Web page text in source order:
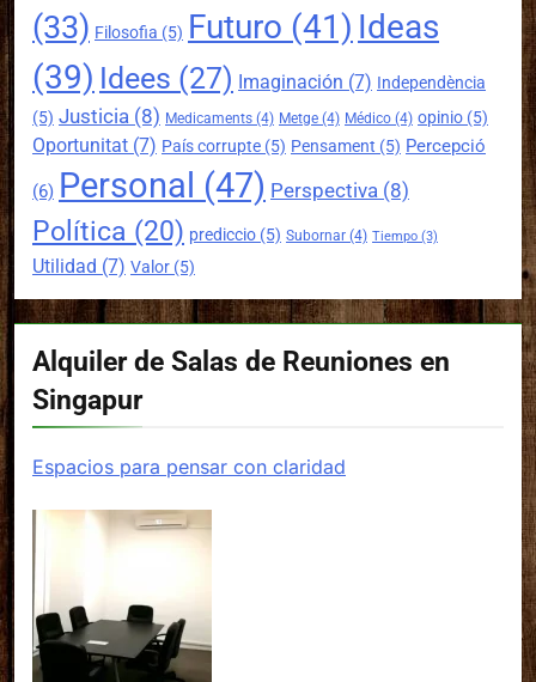
(33) Filosofia (5) Futuro (41) Ideas
(39) Idees (27) Imaginación (7) Independència
(5) Justicia (8) Medicaments (4) Metge (4) Médico (4) opinio (5)
Oportunitat (7) País corrupte (5) Pensament (5) Percepció
(6) Personal (47) Perspectiva (8)
Política (20) prediccio (5) Subornar (4) Tiempo (3)
Utilidad (7) Valor (5)
Alquiler de Salas de Reuniones en
Singapur
Espacios para pensar con claridad